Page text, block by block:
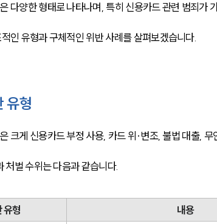
다양한 형태로 나타나며, 특히 신용카드 관련 범죄가
인 유형과 구체적인 위반 사례를 살펴보겠습니다.
유형
크게 신용카드 부정 사용, 카드 위·변조, 불법 대출,
처벌 수위는 다음과 같습니다.
유형 내용